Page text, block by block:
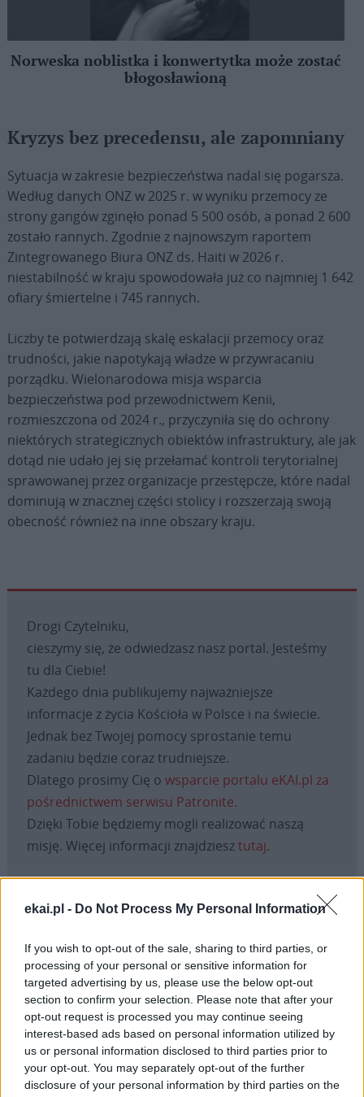
ekai.pl - Do Not Process My Personal Information
If you wish to opt-out of the sale, sharing to third parties, or
processing of your personal or sensitive information for
targeted advertising by us, please use the below opt-out
section to confirm your selection. Please note that after your
opt-out request is processed you may continue seeing
interest-based ads based on personal information utilized by
us or personal information disclosed to third parties prior to
your opt-out. You may separately opt-out of the further
disclosure of your personal information by third parties on the
Norweska noblistka i konwertytka może zostać
błogosławioną
Kryzys bez precedensu, ale zapomniany
Sytuacja w zakresie bezpieczeństwa nadal się pogarsza.
Według danych ONZ w 2025 r. w wyniku przemocy ze
strony gangów zginęło ponad 5 500 osób, a ponad 2 600
zostało rannych. Zgodnie z najnowszym raportem
Zintegrowanego Biura ONZ ds. Haiti w 2026 r.
niestabilność w kraju spowodowała już co najmniej 1 642
ofiary śmiertelne i 745 rannych.
Liczby te potwierdzają skalę eskalacji przemocy oraz
trudności, jakie napotykają władze w przywracaniu
porządku. Wielonarodowa misja wsparcia
bezpieczeństwa pod przewodnictwem Kenii,
rozmieszczona od 2024 r., przyczyniła się do ochrony
niektórych strategicznych obiektów infrastruktury, ale jak
dotąd nie udało jej się przełamać kontroli terytorialnej
sprawowanej przez organizacje przestępcze, które nadal
dominują w znacznej części stolicy i rozszerzają swoją
obecność również na inne obszary kraju.
Drogi Czytelniku,
cieszymy się, że odwiedzasz nasz portal. Jesteśmy
tu dla Ciebie!
Każdego dnia publikujemy najważniejsze
informacje z życia Kościoła w Polsce i na świecie.
Jednak bez Twojej pomocy sprostanie temu
zadaniu będzie coraz trudniejsze.
Dlatego prosimy Cię o wsparcie portalu eKAI.pl za
pośrednictwem serwisu Patronite.
Dzięki Tobie będziemy mogli realizować naszą
misję. Więcej informacji znajdziesztutaj.
TwitterMessengerWhatsApp
Email Copy
Link
Print
Wersja do druku
Tagi: HAITI KRYZYS HUMANITARNY TERROR